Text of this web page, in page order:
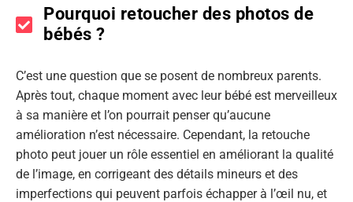
Pourquoi retoucher des photos de
bébés ?
C’est une question que se posent de nombreux parents.
Après tout, chaque moment avec leur bébé est merveilleux
à sa manière et l’on pourrait penser qu’aucune
amélioration n’est nécessaire. Cependant, la retouche
photo peut jouer un rôle essentiel en améliorant la qualité
de l’image, en corrigeant des détails mineurs et des
imperfections qui peuvent parfois échapper à l’œil nu, et